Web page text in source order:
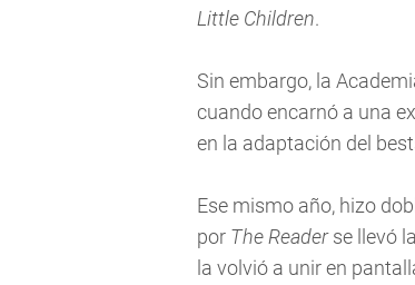
Little Children.
Sin embargo, la
cuando encarnó a una
en la adaptación del
Ese mismo año, hizo
por The Readerse llevó
la volvió a unir en